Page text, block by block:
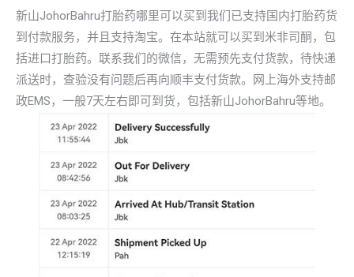
新山JohorBahru打胎药哪里可以买到我们已支持国内打胎药货
到付款服务，并且支持淘宝。在本站就可以买到米非司酮，包
括进口打胎药。联系我们的微信，无需预先支付货款，待快递
派送时，查验没有问题后再向顺丰支付货款。网上海外支持邮
政EMS，一般7天左右即可到货，包括新山JohorBahru等地。